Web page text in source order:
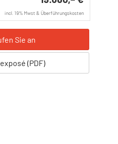
incl. 19% Mwst & Überführungskosten
Sie an
(PDF)